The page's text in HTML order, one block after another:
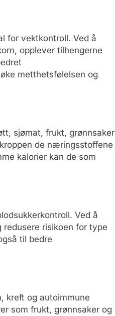
for vektkontroll. Ved å
opplever tilhengerne
metthetsfølelsen og
sjømat, frukt, grønnsaker
de næringsstoffene
kalorier kan de som
Ved å
redusere risikoen for type
til bedre
kreft og autoimmune
som frukt, grønnsaker og